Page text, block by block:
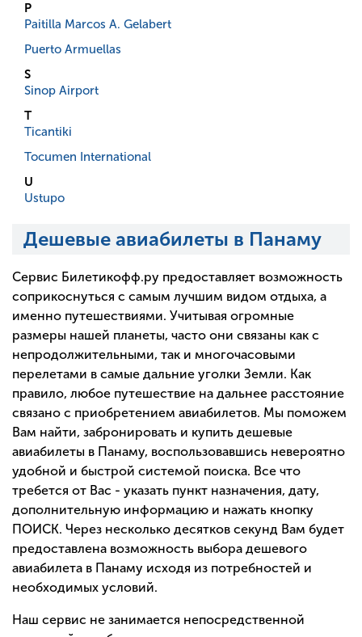
P
Paitilla Marcos A. Gelabert
Puerto Armuellas
S
Sinop Airport
T
Ticantiki
Tocumen International
U
Ustupo
Дешевые авиабилеты в Панаму
Сервис Билетикофф.ру предоставляет возможность
соприкоснуться с самым лучшим видом отдыха, а
именно путешествиями. Учитывая огромные
размеры нашей планеты, часто они связаны как с
непродолжительными, так и многочасовыми
перелетами в самые дальние уголки Земли. Как
правило, любое путешествие на дальнее расстояние
связано с приобретением авиабилетов. Мы поможем
Вам найти, забронировать и купить дешевые
авиабилеты в Панаму, воспользовавшись невероятно
удобной и быстрой системой поиска. Все что
требется от Вас - указать пункт назначения, дату,
дополнительную информацию и нажать кнопку
ПОИСК. Через несколько десятков секунд Вам будет
предоставлена возможность выбора дешевого
авиабилета в Панаму исходя из потребностей и
необходимых условий.
Наш сервис не занимается непосредственной